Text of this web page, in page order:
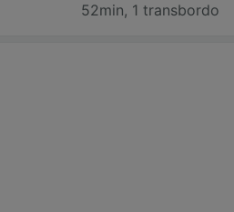
52min, 1 transbordo